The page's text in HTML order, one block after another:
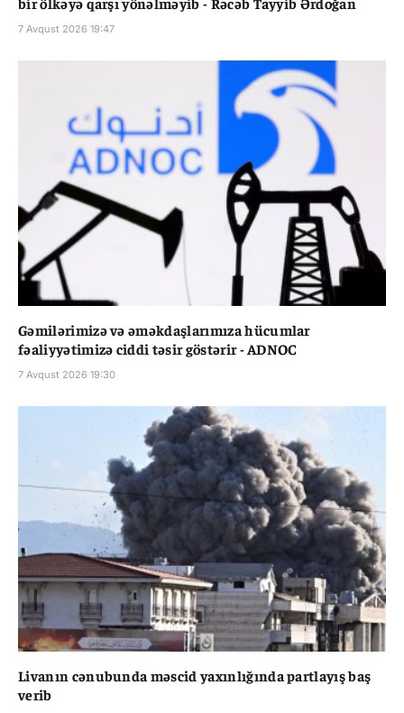
7 Avqust 2026 19:47
Gəmilərimizə və əməkdaşlarımıza hücumlar
fəaliyyətimizə ciddi təsir göstərir - ADNOC
7 Avqust 2026 19:30
Livanın cənubunda məscid yaxınlığında partlayış baş
verib